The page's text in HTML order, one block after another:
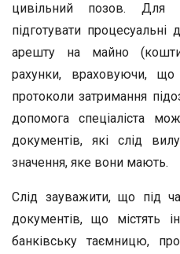
цивільний позов. Для
підготувати
арешту на майно
рахунки, враховуючи,
протоколи затримання
допомога спеціаліста
документів, які слід
значення, яке вони мають.
Слід зауважити, що під
документів, що містять
банківську таємницю,